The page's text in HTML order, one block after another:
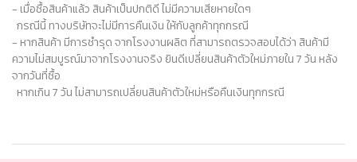
- เมื่อซื้อสินค้าแล้ว สินค้าเป็นปกติดี ไม่มีความเสียหายใดๆ
กรณีนี้ ทางบริษัทจะไม่มีการคืนเงิน ให้กับลูกค้าทุกกรณี
- หากสินค้า มีการชำรุด จากโรงงานผลิต ที่สามารถตรวจสอบได้ว่า สินค้ามี
ความไม่สมบูรณ์มาจากโรงงานจริง ยินดีเปลี่ยนสินค้าตัวใหม่ภายใน 7 วัน หลัง
จากวันที่ซื้อ
หากเกิน 7 วัน ไม่สามารถเปลี่ยนสินค้าตัวใหม่หรือคืนเงินทุกกรณี